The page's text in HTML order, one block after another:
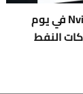
ربع تريليون دولار تتبخر من Nvidia في يوم
النفط